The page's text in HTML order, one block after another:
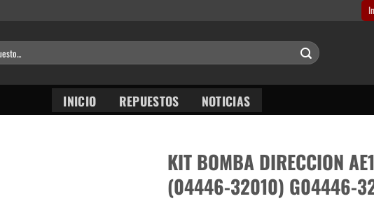
INICIO REPUESTOS NOTICIAS
KIT BOMBA DIRECCION
(04446-32010) G04446-